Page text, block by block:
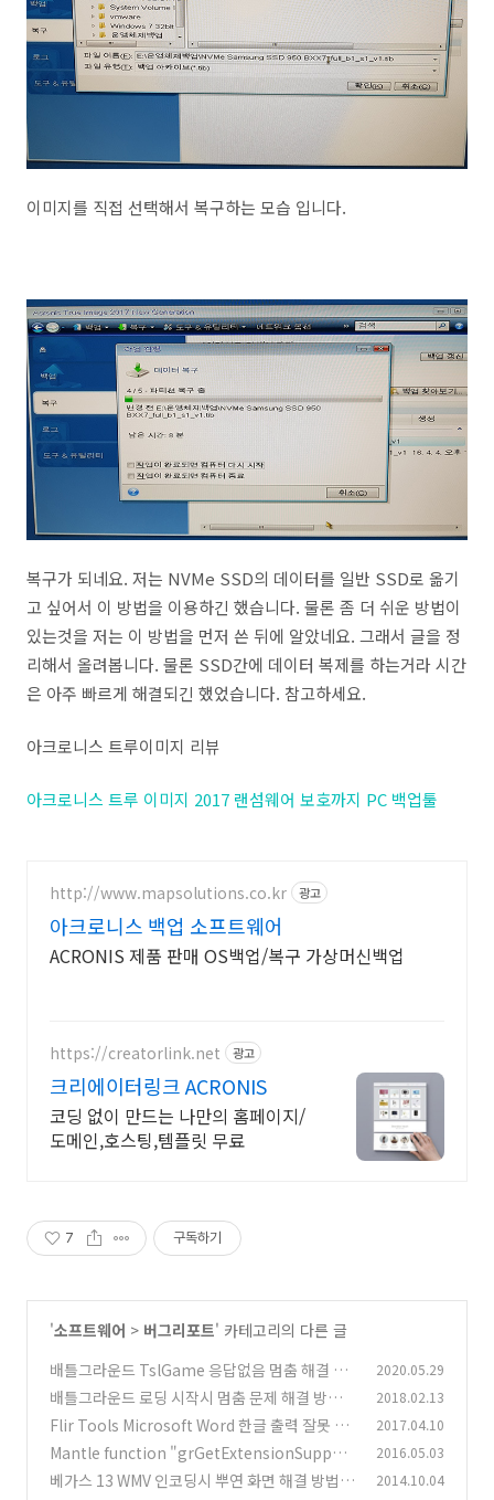
이미지를 직접 선택해서 복구하는 모습 입니다.
복구가 되네요. 저는 NVMe SSD의 데이터를 일반 SSD로 옮기
고 싶어서 이 방법을 이용하긴 했습니다. 물론 좀 더 쉬운 방법이
있는것을 저는 이 방법을 먼저 쓴 뒤에 알았네요. 그래서 글을 정
리해서 올려봅니다. 물론 SSD간에 데이터 복제를 하는거라 시간
은 아주 빠르게 해결되긴 했었습니다. 참고하세요.
아크로니스 트루이미지 리뷰
아크로니스 트루 이미지 2017 랜섬웨어 보호까지 PC 백업툴
http://www.mapsolutions.co.kr 광고
아크로니스 백업 소프트웨어
ACRONIS 제품 판매 OS백업/복구 가상머신백업
https://creatorlink.net 광고
크리에이터링크 ACRONIS
코딩 없이 만드는 나만의 홈페이지/
도메인,호스팅,템플릿 무료
7 구독하기
'소프트웨어 > 버그리포트' 카테고리의 다른 글
배틀그라운드 TslGame 응답없음 멈춤 해결 방
법
(3)
2020.05.29
배틀그라운드 로딩 시작시 멈춤 문제 해결 방법
(16)
2018.02.13
Flir Tools Microsoft Word 한글 출력 잘못 되
는 문제 해결 방법
(1)
2017.04.10
Mantle function "grGetExtensionSupport
오류 해결 방법
(11)
2016.05.03
베가스 13 WMV 인코딩시 뿌연 화면 해결 방법 2014.10.04